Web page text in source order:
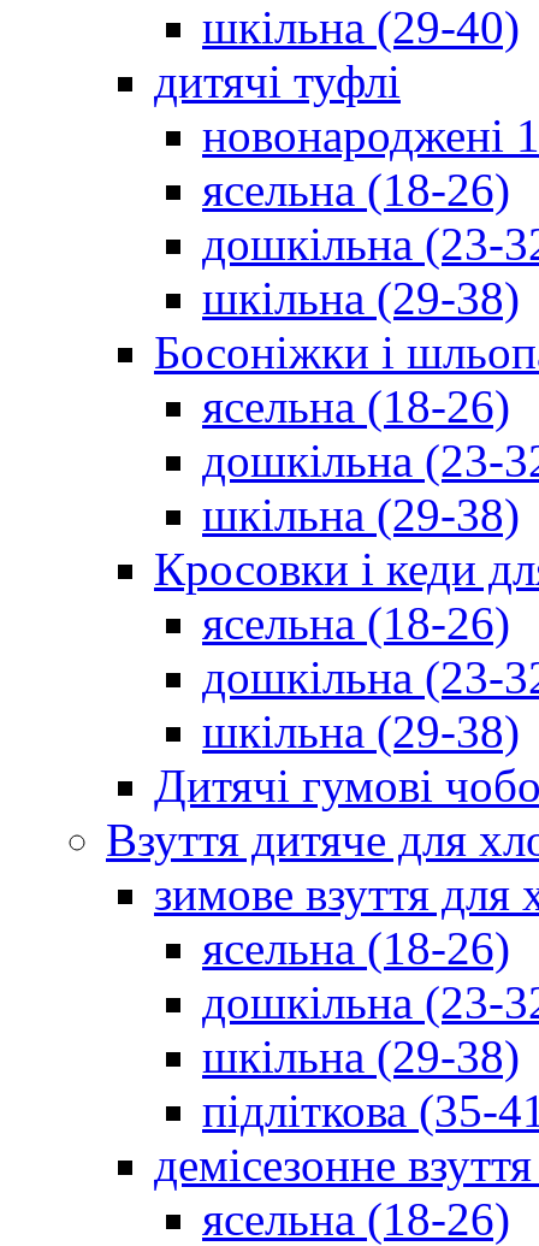
шкільна (29-40)
дитячі туфлі
новонароджені
ясельна (18-26)
дошкільна (23-
шкільна (29-38)
Босоніжки і
ясельна (18-26)
дошкільна (23-
шкільна (29-38)
Кросовки і кеди
ясельна (18-26)
дошкільна (23-
шкільна (29-38)
Дитячі гумові
Взуття дитяче для
зимове взуття для
ясельна (18-26)
дошкільна (23-
шкільна (29-38)
підліткова (35-
демісезонне
ясельна (18-26)